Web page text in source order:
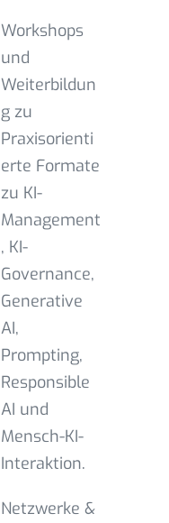
Workshops
und
Weiterbildun
g zu
Praxisorienti
erte Formate
zu KI-
Management
, KI-
Governance,
Generative
AI,
Prompting,
Responsible
AI und
Mensch-KI-
Interaktion.
Netzwerke &